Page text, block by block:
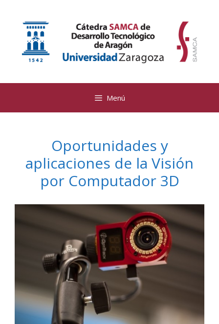
contenido
Menú
Oportunidades y
aplicaciones de la Visión
por Computador 3D